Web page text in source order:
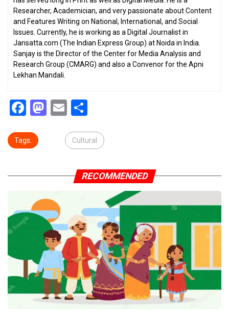
Researcher, Academician, and very passionate about Content
and Features Writing on National, International, and Social
Issues. Currently, he is working as a Digital Journalist in
Jansatta.com (The Indian Express Group) at Noida in India.
Sanjay is the Director of the Center for Media Analysis and
Research Group (CMARG) and also a Convenor for the Apni
Lekhan Mandali.
Facebook
Mastodon
Email
Tags: Cultural
RECOMMENDED